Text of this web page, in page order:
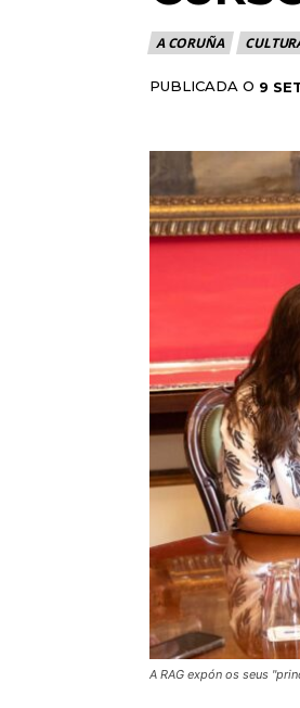
A CORUÑA
PUBLICADA O 9
A RAG expón os seus